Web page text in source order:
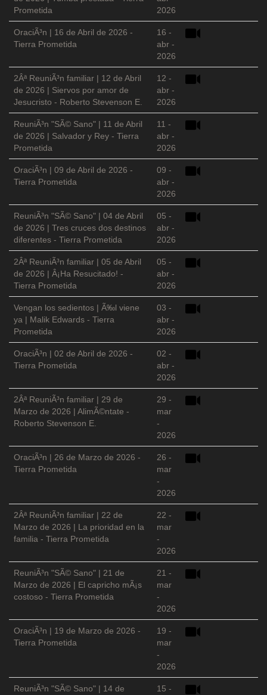
Prometida
2026
OraciÃ³n | 16 de Abril de 2026 -
Tierra Prometida
16 -
abr -
2026
2Âª ReuniÃ³n familiar | 12 de Abril
de 2026 | Siervos por amor de
Jesucristo - Roberto Stevenson E.
12 -
abr -
2026
ReuniÃ³n "SÃ© Sano" | 11 de Abril
de 2026 | Salvador y Rey - Tierra
Prometida
11 -
abr -
2026
OraciÃ³n | 09 de Abril de 2026 -
Tierra Prometida
09 -
abr -
2026
ReuniÃ³n "SÃ© Sano" | 04 de Abril
de 2026 | Tres cruces dos destinos
diferentes - Tierra Prometida
05 -
abr -
2026
2Âª ReuniÃ³n familiar | 05 de Abril
de 2026 | Â¡Ha Resucitado! -
Tierra Prometida
05 -
abr -
2026
Vengan los sedientos | Ã‰l viene
ya | Malik Edwards - Tierra
Prometida
03 -
abr -
2026
OraciÃ³n | 02 de Abril de 2026 -
Tierra Prometida
02 -
abr -
2026
2Âª ReuniÃ³n familiar | 29 de
Marzo de 2026 | AlimÃ©ntate -
Roberto Stevenson E.
29 -
mar
-
2026
OraciÃ³n | 26 de Marzo de 2026 -
Tierra Prometida
26 -
mar
-
2026
2Âª ReuniÃ³n familiar | 22 de
Marzo de 2026 | La prioridad en la
familia - Tierra Prometida
22 -
mar
-
2026
ReuniÃ³n "SÃ© Sano" | 21 de
Marzo de 2026 | El capricho mÃ¡s
costoso - Tierra Prometida
21 -
mar
-
2026
OraciÃ³n | 19 de Marzo de 2026 -
Tierra Prometida
19 -
mar
-
2026
ReuniÃ³n "SÃ© Sano" | 14 de
15 -